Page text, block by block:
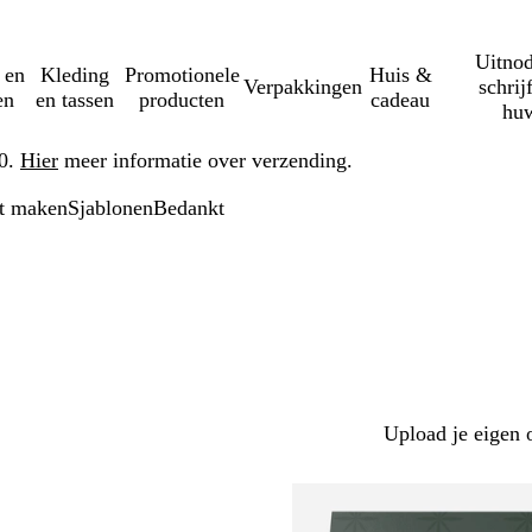
Kleding
en tassen
Promotionele
producten
Verpakkingen
Huis &
cadeau
Hier meer informatie over verzending.
makenSjablonenBedankt
Upload je eigen